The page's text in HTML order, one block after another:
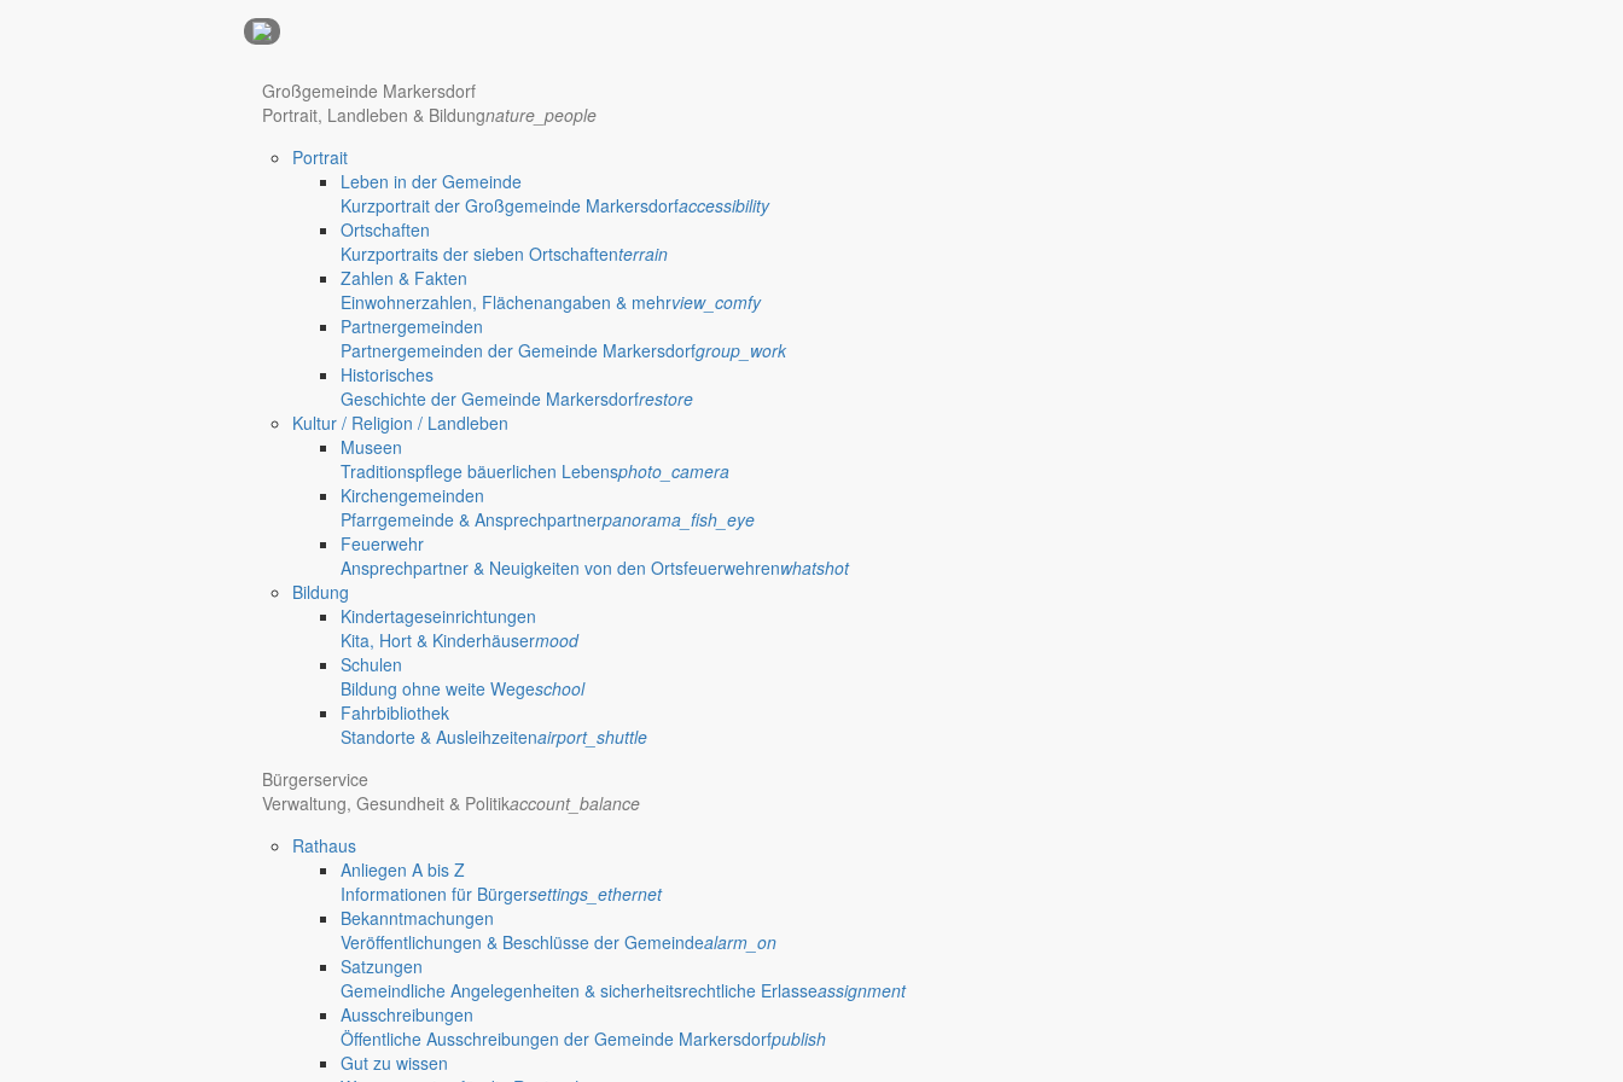
Hotel Nürnberg
Regional werben auf markersdorf.de! anzeigen@gemeinde-markersdorf.de
Großgemeinde Markersdorf
Portrait, Landleben & Bildungnature_people
Portrait
Leben in der Gemeinde
Kurzportrait der Großgemeinde Markersdorfaccessibility
Ortschaften
Kurzportraits der sieben Ortschaftenterrain
Zahlen & Fakten
Einwohnerzahlen, Flächenangaben & mehrview_comfy
Partnergemeinden
Partnergemeinden der Gemeinde Markersdorfgroup_work
Historisches
Geschichte der Gemeinde Markersdorfrestore
Kultur / Religion / Landleben
Museen
Traditionspflege bäuerlichen Lebensphoto_camera
Kirchengemeinden
Pfarrgemeinde & Ansprechpartnerpanorama_fish_eye
Feuerwehr
Ansprechpartner & Neuigkeiten von den Ortsfeuerwehrenwhatshot
Bildung
Kindertageseinrichtungen
Kita, Hort & Kinderhäusermood
Schulen
Bildung ohne weite Wegeschool
Fahrbibliothek
Standorte & Ausleihzeitenairport_shuttle
Bürgerservice
Verwaltung, Gesundheit & Politikaccount_balance
Rathaus
Anliegen A bis Z
Informationen für Bürgersettings_ethernet
Bekanntmachungen
Veröffentlichungen & Beschlüsse der Gemeindealarm_on
Satzungen
Gemeindliche Angelegenheiten & sicherheitsrechtliche Erlasseassignment
Ausschreibungen
Öffentliche Ausschreibungen der Gemeinde Markersdorfpublish
Gut zu wissen
Deutsch-Paulsdorf
Jauernick-Buschbach
Früher musste man wegen jeder Angelegenheit “uff de Gemeende”, heute stellt das Rathaus Markersdorf viele Informationen online bereit. Ansprechpartner, Öffnungszeiten und Informationen zu
unterschiedlichen Anliegen finden Sie hier ebenso wie die Wiedergabe von Veröffentlichungen, die amtlich im “Schöpsboten – Dorfzeitung & Amtsblatt” erfolgt sind.
In der Rubrik “Rathaus” geht der Blick etwas weiter über die Markersdorfer Kirchtürme hinaus und Belange der Region und des Lebens im ländlichen Raum werden aufgegriffen.
Reichen Sie gern Vorschläge ein, was unter “Anliegen von A bis Z” noch aufgenommen werden sollte!
Redaktionelle Wiedergabe amtlicher Informationen